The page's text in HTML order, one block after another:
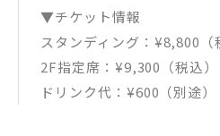
▼チケット情報
スタンディング：¥8,800（
2F指定席：¥9,300（税込）
ドリンク代：¥600（別途）